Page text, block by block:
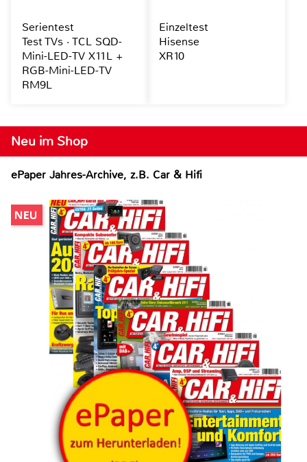
Neu im Shop
ePaper Jahres-Archive, z.B. Car & Hifi
Serientest
Test TVs · TCL SQD-
Mini-LED-TV X11L +
RGB-Mini-LED-TV
RM9L
Einzeltest
Hisense
XR10